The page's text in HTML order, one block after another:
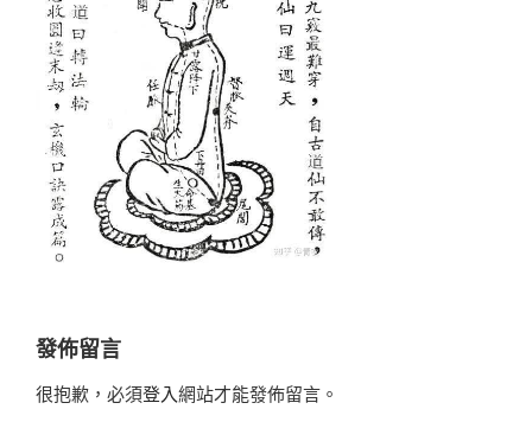
發佈留言
很抱歉，必須登入網站才能發佈留言。